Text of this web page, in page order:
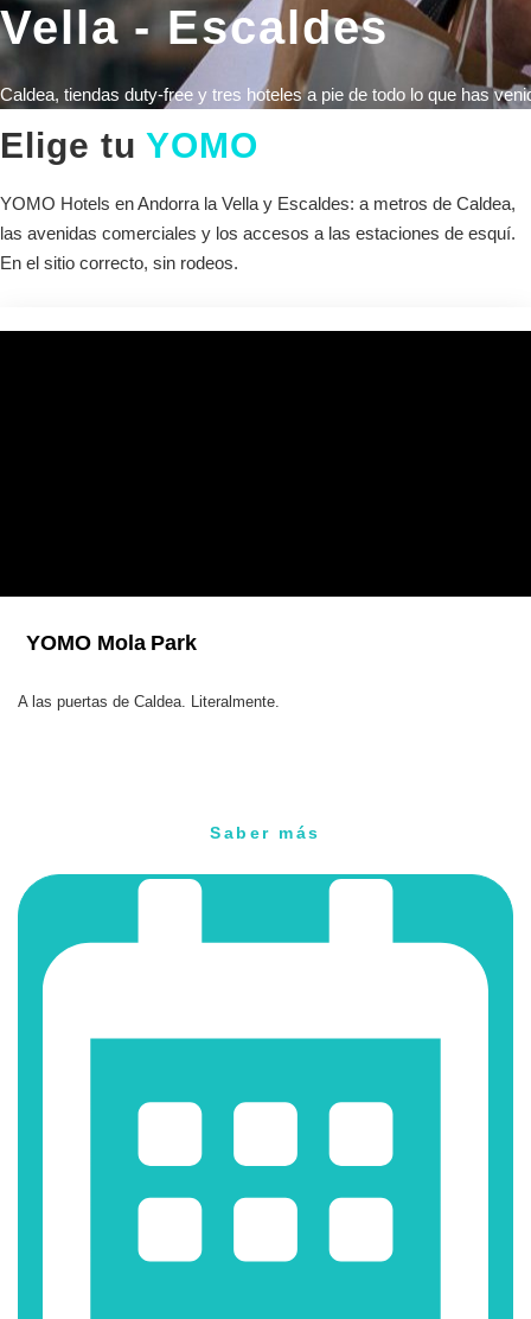
Vella - Escaldes
Caldea, tiendas duty-free y tres hoteles a pie de todo lo que has
Elige tu YOMO
YOMO Hotels en Andorra la Vella y Escaldes: a metros de Caldea,
las avenidas comerciales y los accesos a las estaciones de esquí.
En el sitio correcto, sin rodeos.
YOMO Mola Park
A las puertas de Caldea. Literalmente.
Saber más